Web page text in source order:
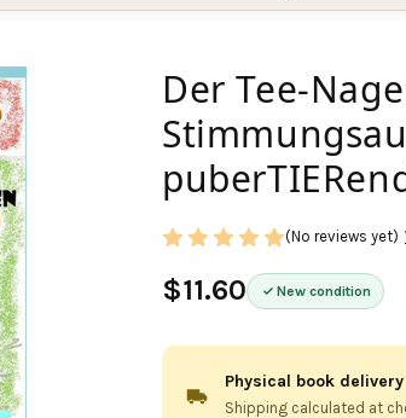
Der Tee-
$11.60 New condition
(No reviews yet)
Physical book delivery
Shipping calculated at